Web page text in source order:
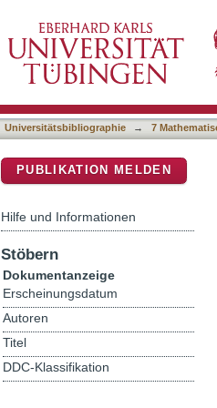
Universitätsbibliographie → 7
PUBLIKATION MELDEN
Hilfe und Informationen
Stöbern
Dokumentanzeige
Erscheinungsdatum
Autoren
Titel
DDC-Klassifikation